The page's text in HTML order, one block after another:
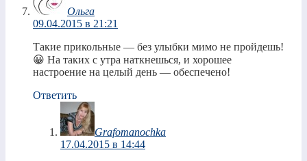
Ольга
09.04.2015 в 21:21
Такие прикольные — без улыбки мимо не пройдешь!
😀 На таких с утра наткнешься, и хорошее
настроение на целый день — обеспечено!
Ответить
Grafomanochka
17.04.2015 в 14:44